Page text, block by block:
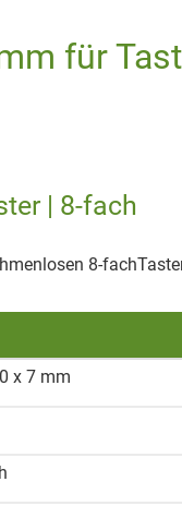
für
| 8-fach
8-
x 7 mm